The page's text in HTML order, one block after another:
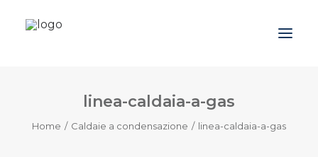
Prodotti
linea-caldaia-a-gas
Home Caldaie a condensazione linea-caldaia-a-gas